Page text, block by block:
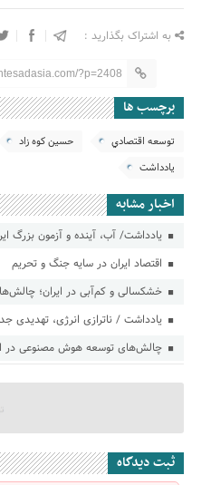
به اشتراک بگذارید :
?p=2408
برچسب ها
توسعه اقتصادي حسین کوه زاد
یادداشت
اخبار مشابه
یادداشت/ آب، آینده و آزمون بزرگ
اقتصاد ایران در سایه جنگ و تحریم
خشکسالی و کم‌آبی در ایران؛ چالش‌ها
یادداشت / ناترازی انرژی، تهدیدی
چالش‌های توسعه هوش مصنوعی در
ثبت دیدگاه